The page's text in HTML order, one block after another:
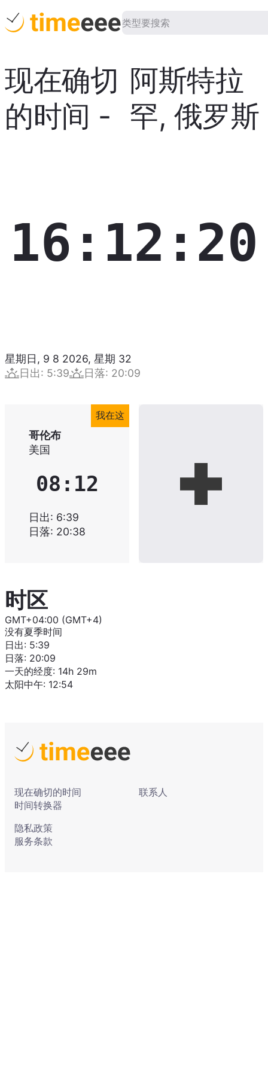
现在确切
的时间 -
阿斯特拉
罕, 俄罗斯
16:12:21
星期日, 9 8 2026, 星期 32
日出: 5:39 日落: 20:09
我在这
哥伦布
美国
08:12
日出: 6:39
日落: 20:38
时区
GMT+04:00 (GMT+4)
没有夏季时间
日出: 5:39
日落: 20:09
一天的经度: 14h 29m
太阳中午: 12:54
现在确切的时间
时间转换器
联系人
隐私政策
服务条款